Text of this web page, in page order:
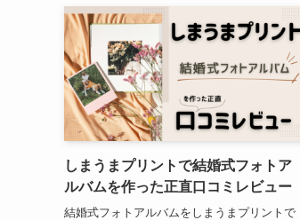
しまうまプリントで結婚式フォトア
ルバムを作った正直口コミレビュー
結婚式フォトアルバムをしまうまプリントで